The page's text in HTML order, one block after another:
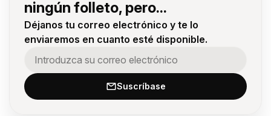
ningún folleto, pero...
Déjanos tu correo electrónico y te lo
enviaremos en cuanto esté disponible.
Suscríbase